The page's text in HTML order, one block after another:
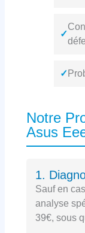
✓
✓
Notre
Asus
1.
Sauf en
analyse
39€, sous